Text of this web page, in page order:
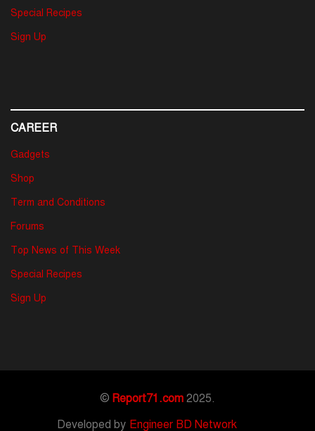
Special Recipes
Sign Up
CAREER
Gadgets
Shop
Term and Conditions
Forums
Top News of This Week
Special Recipes
Sign Up
© Report71.com2025.
Developed by Engineer BD Network